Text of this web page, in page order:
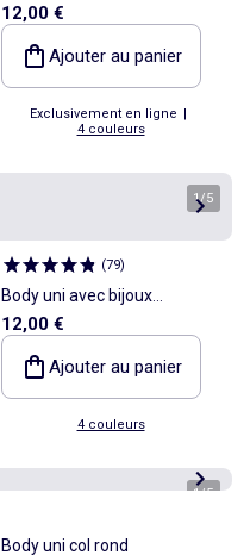
élastiquées
12,00 €
Ajouter au panier
Exclusivement en ligne |
4 couleurs
1/5
(79)
Body uni avec bijoux
fantaisies sur les bretelles
12,00 €
Ajouter au panier
4 couleurs
1/5
Body uni col rond